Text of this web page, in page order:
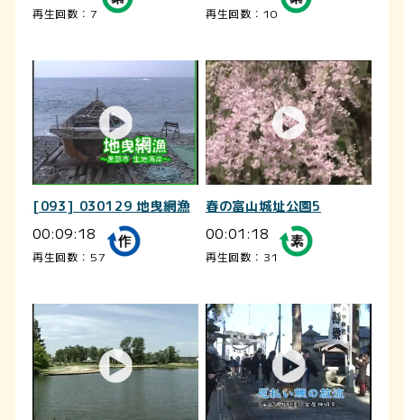
再生回数：7 再生回数：10
[093] 030129 地曳網漁
00:09:18
再生回数：57
春の富山城址公園5
00:01:18
再生回数：31